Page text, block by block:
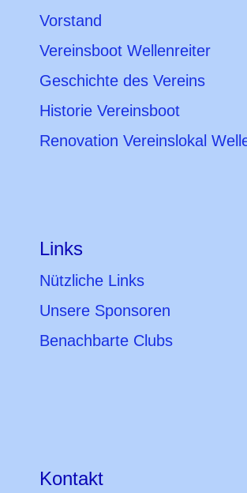
Vorstand
Vereinsboot Wellenreiter
Geschichte des Vereins
Historie Vereinsboot
Renovation Vereinslokal
Links
Nützliche Links
Unsere Sponsoren
Benachbarte Clubs
Kontakt